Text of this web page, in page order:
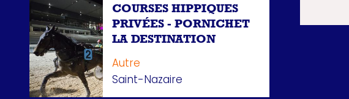
COURSES HIPPIQUES
PRIVÉES - PORNICHET
LA DESTINATION
Autre
Saint-Nazaire